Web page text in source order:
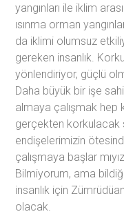
yangınları ile iklim
ısınma orman
da iklimi olumsuz
gereken insanlık.
yönlendiriyor, güçlü
Daha büyük bir işe
almaya çalışmak hep
gerçekten korkulacak
endişelerimizin
çalışmaya başlar
Bilmiyorum, ama
insanlık için
olacak.